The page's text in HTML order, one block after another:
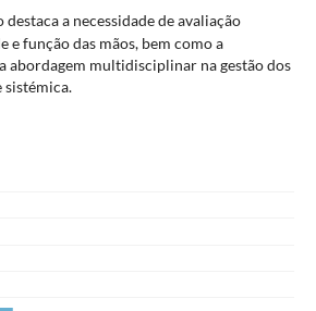
destaca a necessidade de avaliação
e função das mãos, bem como a
abordagem multidisciplinar na gestão dos
sistémica.